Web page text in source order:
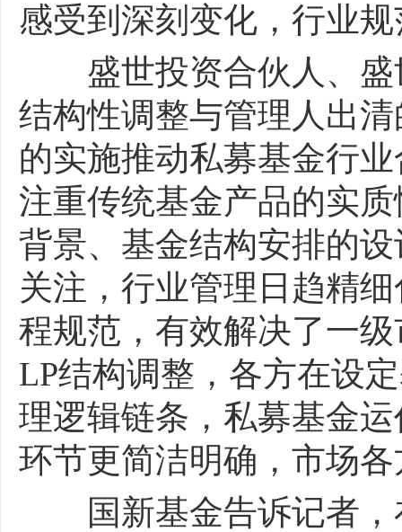
感受到深刻变化，行业
盛世投资合伙人、盛
结构性调整与管理人出
的实施推动私募基金行
注重传统基金产品的实
背景、基金结构安排的
关注，行业管理日趋精
程规范，有效解决了一
LP结构调整，各方在设
理逻辑链条，私募基金
环节更简洁明确，市场
国新基金告诉记者，